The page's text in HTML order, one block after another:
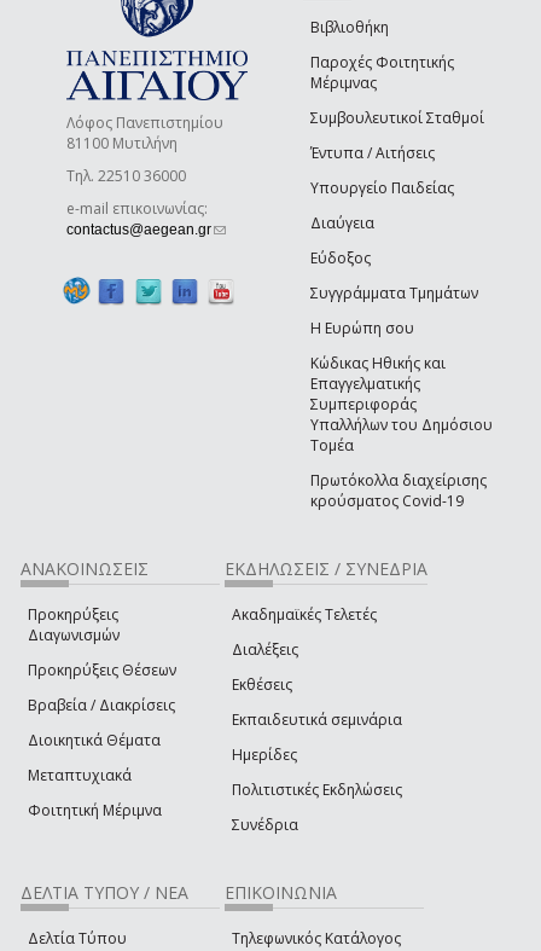
Λόφος Πανεπιστημίου
81100 Μυτιλήνη
Τηλ. 22510 36000
e-mail επικοινωνίας:
contactus@aegean.gr(link sends e-mail)
Βιβλιοθήκη
Παροχές Φοιτητικής
Μέριμνας
Συμβουλευτικοί Σταθμοί
Έντυπα / Αιτήσεις
Υπουργείο Παιδείας
Διαύγεια
Εύδοξος
Συγγράμματα Τμημάτων
Η Ευρώπη σου
Κώδικας Ηθικής και
Επαγγελματικής
Συμπεριφοράς
Υπαλλήλων του Δημόσιου
Τομέα
Πρωτόκολλα διαχείρισης
κρούσματος Covid-19
ΑΝΑΚΟΙΝΩΣΕΙΣ
Προκηρύξεις
Διαγωνισμών
Προκηρύξεις Θέσεων
Βραβεία / Διακρίσεις
Διοικητικά Θέματα
Μεταπτυχιακά
Φοιτητική Μέριμνα
ΕΚΔΗΛΩΣΕΙΣ / ΣΥΝΕΔΡΙΑ
Ακαδημαϊκές Τελετές
Διαλέξεις
Εκθέσεις
Εκπαιδευτικά σεμινάρια
Ημερίδες
Πολιτιστικές Εκδηλώσεις
Συνέδρια
ΔΕΛΤΙΑ ΤΥΠΟΥ / ΝΕΑ
Δελτία Τύπου
ΕΠΙΚΟΙΝΩΝΙΑ
Τηλεφωνικός Κατάλογος